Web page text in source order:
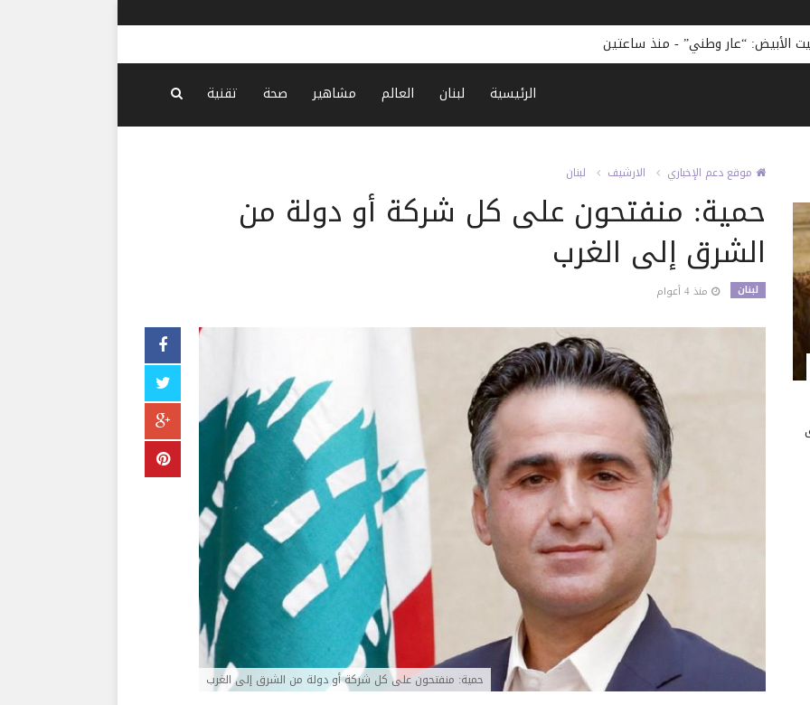
الأبيض: “عار وطني”- منذ ساعتين
الرئيسية لبنان العالم مشاهير صحة تقنية
موقع دعم الإخباري الارشيف لبنان
حمية: منفتحون على كل شركة أو دولة من
الشرق إلى الغرب
لبنان منذ 4 أعوام
حمية: منفتحون على كل شركة أو دولة من الشرق إلى الغرب